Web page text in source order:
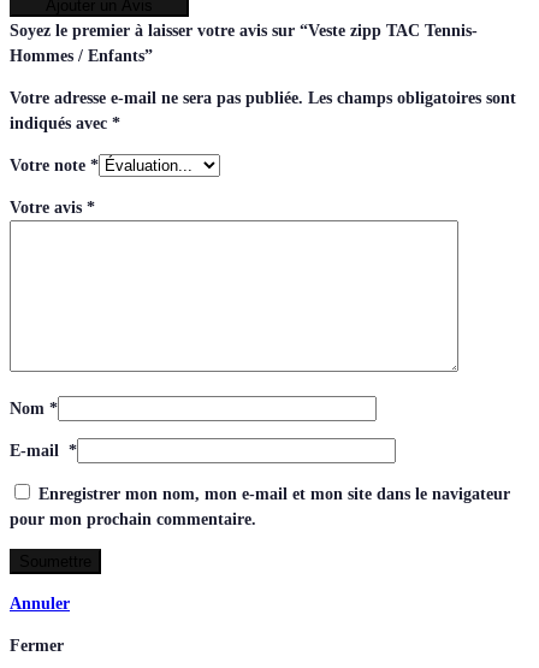
Soyez le premier à laisser votre avis sur “Veste zipp TAC Tennis-
Hommes / Enfants”
Votre adresse e-mail ne sera pas publiée. Les champs obligatoires sont
indiqués avec *
Votre note *
Votre avis *
Nom *
E-mail *
Enregistrer mon nom, mon e-mail et mon site dans le navigateur
pour mon prochain commentaire.
Annuler
Fermer